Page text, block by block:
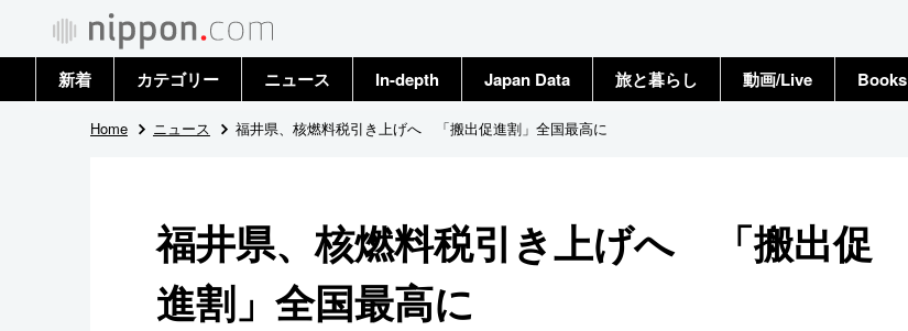
新着 カテゴリー
政治・外交
国際
社会
ニュース
トップ
In-depth Japan Data 旅と暮らし 動画/Live Books
Home ニュース 福井県、核燃料税引き上げへ 「搬出促進割」全国最高に
福井県、核燃料税引き上げへ 「搬出促
進割」全国最高に